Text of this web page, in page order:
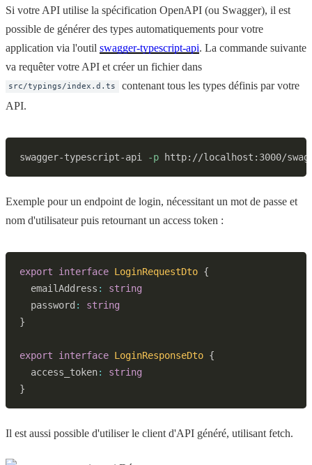
Si votre API utilise la spécification OpenAPI (ou Swagger), il est
possible de générer des types automatiquements pour votre
application via l'outil swagger-typescript-api. La commande suivante
va requêter votre API et créer un fichier dans
src/typings/index.d.ts
contenant tous les types définis par votre
API.
swagger-typescript-api -p http://localhost:3000/
Exemple pour un endpoint de login, nécessitant un mot de passe et
nom d'utilisateur puis retournant un access token :
export interface LoginRequestDto {
  emailAddress
:
string
  password
:
string
}
export interface LoginResponseDto {
  access_token
:
string
}
Il est aussi possible d'utiliser le client d'API généré, utilisant fetch.